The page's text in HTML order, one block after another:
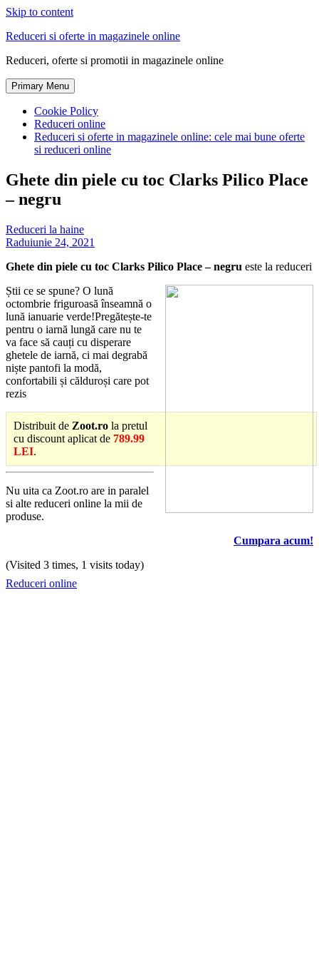
Skip to content
Reduceri si oferte in magazinele online
Reduceri, oferte si promotii in magazinele online
Primary Menu
Cookie Policy
Reduceri online
Reduceri si oferte in magazinele online: cele mai bune oferte
si reduceri online
Ghete din piele cu toc Clarks Pilico Place
– negru
Reduceri la haine
Raduiunie 24, 2021
Ghete din piele cu toc Clarks Pilico Place – negru este la reduceri
Știi ce se spune? O lună
octombrie friguroasă înseamnă o
lună ianuarie verde!Pregătește-te
pentru o iarnă lungă care nu te
va face să cauți cu disperare
ghetele de iarnă, ci mai degrabă
niște pantofi la modă,
confortabili și călduroși care pot
rezis
Distribuit de Zoot.ro la pretul
cu discount aplicat de 789.99
LEI.
Nu uita ca Zoot.ro are in paralel
si alte reduceri online la mii de
produse.
Cumpara acum!
(Visited 3 times, 1 visits today)
Reduceri online